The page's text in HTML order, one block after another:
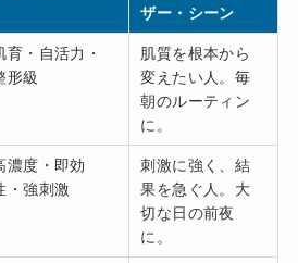
ザー・シーン
育・自活力・
形級
肌質を根本から
変えたい人。毎
朝のルーティン
に。
濃度・即効
・強刺激
刺激に強く、結
果を急ぐ人。大
切な日の前夜
に。